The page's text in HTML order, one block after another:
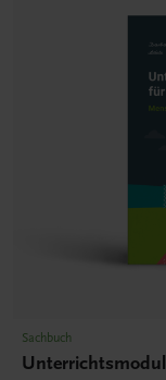
Sachbuch